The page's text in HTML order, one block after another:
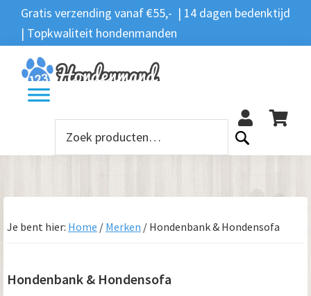
Spring
naar
de
hoofdnavigatie
Door
naar
de
hoofd
inhoud
Spring
naar
de
eerste
sidebar
Spring
naar
de
voettekst
Gratis verzending vanaf €55,- | 14 dagen bedenktijd
| Topkwaliteit hondenmanden
Zoeken
Zoeken
naar:
Je bent hier: Home / Merken / Hondenbank & Hondensofa
Hondenbank & Hondensofa